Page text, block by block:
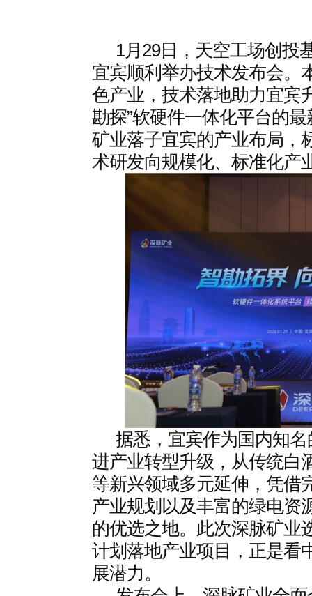
1月29日，天空工场创投
宜宾顺利举办技术发布会。
色产业，技术落地助力宜宾
勘探”软硬件一体化平台的
矿业落子宜宾的产业布局，
术研发向规模化、标准化产
据悉，宜宾作为国内知名
进产业转型升级，从传统白
等新兴领域多元延伸，凭借
产业规划以及丰富的绿电资
的优选之地。此次深脉矿业
计划落地产业项目，正是看
展潜力。